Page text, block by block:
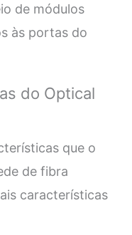
de módulos
às portas do
do Optical
que o
de fibra
características